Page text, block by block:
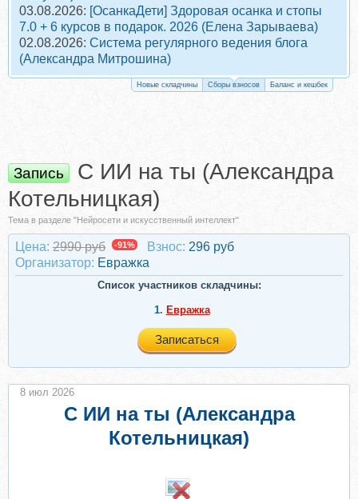
03.08.2026: [ОсанкаДети] Здоровая осанка и стопы
7.0 + 6 курсов в подарок. 2026 (Елена Зарываева)
02.08.2026: Система регулярного ведения блога
(Александра Митрошина)
Новые складчины Сборы взносов Баланс и кешбек
Запись
С ИИ на ты (Александра
Котельницкая)
Тема в разделе "Нейросети и искусственный интеллект"
Цена: 2990 руб -91% Взнос: 296 руб
Организатор: Евражкa
Список участников складчины:
1. Евражкa
Записаться
С ИИ на ты (Александра
Котельницкая)
8 июл 2026